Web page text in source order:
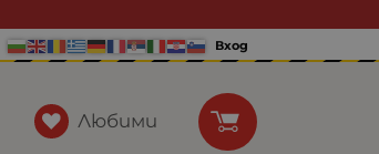
Вход
Любими